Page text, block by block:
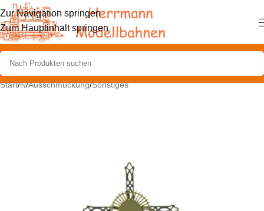
Zur Navigation springen
Zum Hauptinhalt springen
Start/N/Ausschmückung/Sonstiges